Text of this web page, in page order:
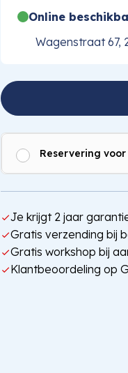
Online
Wagenstraat 67,
Reservering
Je krijgt 2 jaar
Gratis verzending bij
Gratis workshop bij
Klantbeoordeling op